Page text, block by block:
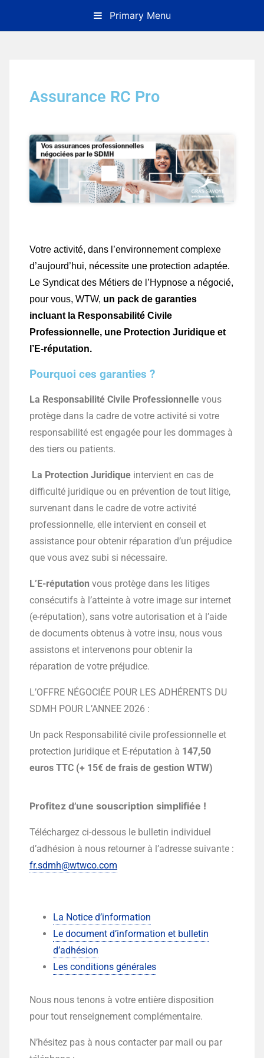
Primary Menu
Assurance RC Pro
Votre activité, dans l’environnement complexe
d’aujourd’hui, nécessite une protection adaptée.
Le Syndicat des Métiers de l’Hypnose a négocié,
pour vous, WTW, un pack de garanties
incluant la Responsabilité Civile
Professionnelle, une Protection Juridique et
l’E-réputation.
Pourquoi ces garanties ?
La Responsabilité Civile Professionnelle vous
protège dans la cadre de votre activité si votre
responsabilité est engagée pour les dommages à
des tiers ou patients.
La Protection Juridique intervient en cas de
difficulté juridique ou en prévention de tout litige,
survenant dans le cadre de votre activité
professionnelle, elle intervient en conseil et
assistance pour obtenir réparation d’un préjudice
que vous avez subi si nécessaire.
L’E-réputation vous protège dans les litiges
consécutifs à l’atteinte à votre image sur internet
(e-réputation), sans votre autorisation et à l’aide
de documents obtenus à votre insu, nous vous
assistons et intervenons pour obtenir la
réparation de votre préjudice.
L’OFFRE NÉGOCIÉE POUR LES ADHÉRENTS DU
SDMH POUR L’ANNEE 2026 :
Un pack Responsabilité civile professionnelle et
protection juridique et E-réputation à 147,50
euros TTC (+ 15€ de frais de gestion WTW)
Profitez d’une souscription simplifiée !
Téléchargez ci-dessous le bulletin individuel
d’adhésion à nous retourner à l’adresse suivante :
fr.sdmh@wtwco.com
La Notice d’information
Le document d’information et bulletin
d’adhésion
Les conditions générales
Nous nous tenons à votre entière disposition
pour tout renseignement complémentaire.
N’hésitez pas à nous contacter par mail ou par